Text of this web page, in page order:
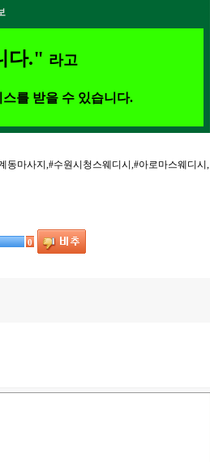
다." 라고
스를 받을 수 있습니다.
동마사지,#수원시청스웨디시,#아로마스웨디시,
0